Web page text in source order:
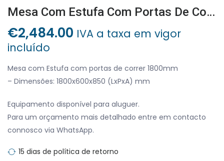
Mesa Com Estufa Com Portas De Correr
€2,484.00 IVA a taxa em vigor
incluído
Mesa com Estufa com portas de correr 1800mm
– Dimensões: 1800x600x850 (LxPxA) mm
Equipamento disponível para aluguer.
Para um orçamento mais detalhado entre em contacto
connosco via WhatsApp.
15 dias de política de retorno